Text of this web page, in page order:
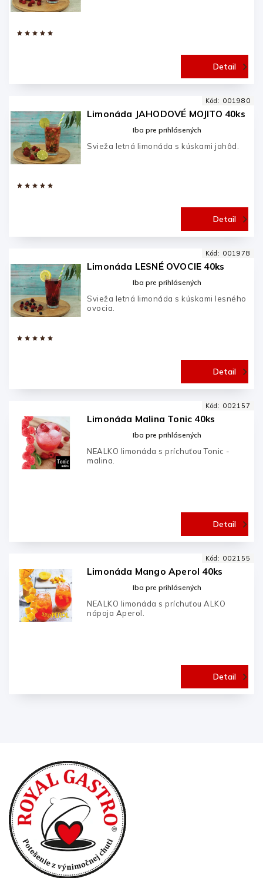
Detail
Limonáda JAHODOVÉ MOJITO 40ks
Iba pre prihlásených
Detail
Svieža letná limonáda s kúskami jahôd.
Kód: 001980
Limonáda LESNÉ OVOCIE 40ks
Iba pre prihlásených
Detail
Svieža letná limonáda s kúskami lesného
ovocia.
Kód: 001978
Limonáda Malina Tonic 40ks
Iba pre prihlásených
Detail
NEALKO limonáda s príchuťou Tonic -
malina.
Kód: 002157
Limonáda Mango Aperol 40ks
Iba pre prihlásených
Detail
NEALKO limonáda s príchuťou ALKO
nápoja Aperol.
Kód: 002155